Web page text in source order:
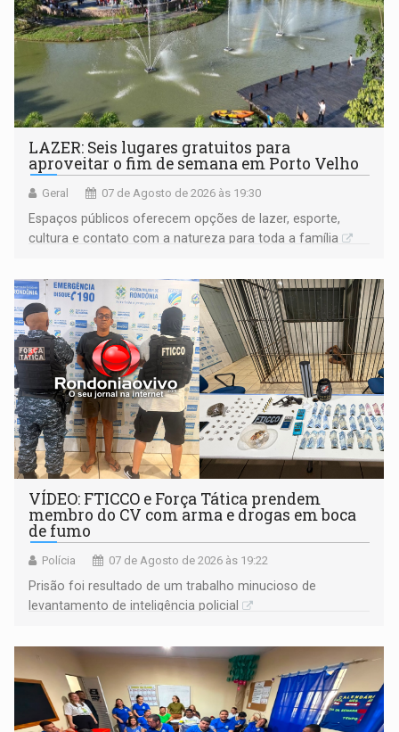
LAZER: Seis lugares gratuitos para
aproveitar o fim de semana em Porto Velho
Geral 07 de Agosto de 2026 às 19:30
Espaços públicos oferecem opções de lazer, esporte,
cultura e contato com a natureza para toda a família
VÍDEO: FTICCO e Força Tática prendem
membro do CV com arma e drogas em boca
de fumo
Polícia 07 de Agosto de 2026 às 19:22
Prisão foi resultado de um trabalho minucioso de
levantamento de inteligência policial